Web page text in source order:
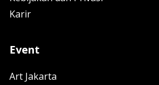
Karir
Event
Art Jakarta